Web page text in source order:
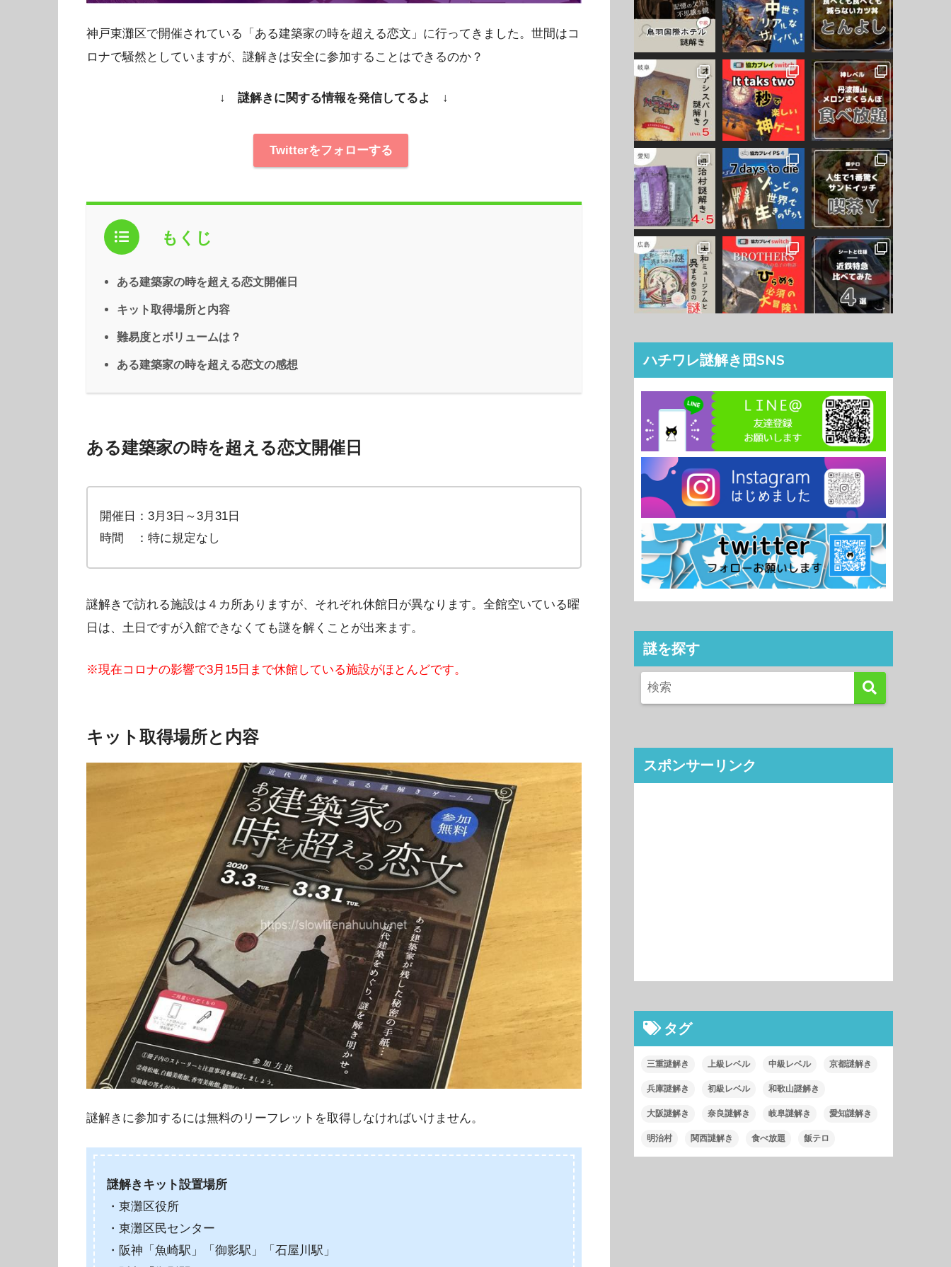
神戸東灘区で開催されている「ある建築家の時を超える恋文」に行ってきました。世間はコ
ロナで騒然としていますが、謎解きは安全に参加することはできるのか？
↓ 謎解きに関する情報を発信してるよ ↓
Twitterをフォローする
もくじ
ある建築家の時を超える恋文開催日
キット取得場所と内容
難易度とボリュームは？
ある建築家の時を超える恋文の感想
ある建築家の時を超える恋文開催日
開催日：3月3日～3月31日
時間 ：特に規定なし
謎解きで訪れる施設は４カ所ありますが、それぞれ休館日が異なります。全館空いている曜
日は、土日ですが入館できなくても謎を解くことが出来ます。
※現在コロナの影響で3月15日まで休館している施設がほとんどです。
キット取得場所と内容
謎解きに参加するには無料のリーフレットを取得しなければいけません。
謎解きキット設置場所
・東灘区役所
・東灘区民センター
・阪神「魚崎駅」「御影駅」「石屋川駅」
Instagram でフォロー
ハチワレ謎解き団SNS
謎を探す
スポンサーリンク
タグ
三重謎解き 上級レベル 中級レベル 京都謎解き
兵庫謎解き 初級レベル 和歌山謎解き
大阪謎解き 奈良謎解き 岐阜謎解き 愛知謎解き
明治村 関西謎解き 食べ放題 飯テロ